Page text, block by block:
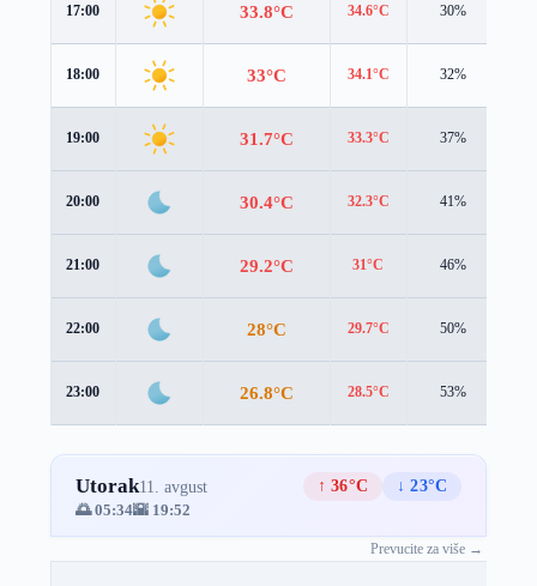
17:00 33.8°C 34.6°C 30%
18:00 33°C 34.1°C 32%
19:00 31.7°C 33.3°C 37%
20:00 30.4°C 32.3°C 41%
21:00 29.2°C 31°C 46%
22:00 28°C 29.7°C 50%
23:00 26.8°C 28.5°C 53%
Utorak11. avgust ↑ 36°C
↓ 23°C
🌅 05:34🌇 19:52
Prevucite za više →